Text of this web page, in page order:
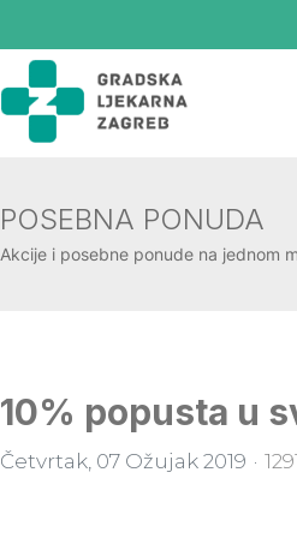
POSEBNA PONUDA
Akcije i posebne ponude na jednom
10% popusta u
Četvrtak, 07 Ožujak 2019